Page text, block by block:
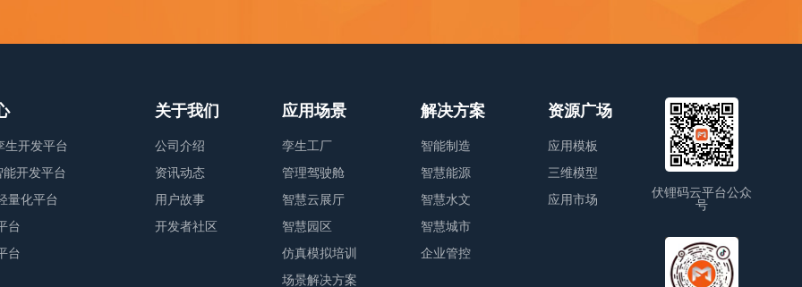
生开发平台
开发平台
量化平台
台
台
关于我们
公司介绍
资讯动态
用户故事
开发者社区
应用场景
孪生工厂
管理驾驶舱
智慧云展厅
智慧园区
仿真模拟培训
场景解决方案
解决方案
智能制造
智慧能源
智慧水文
智慧城市
企业管控
资源广场
应用模板
三维模型
应用市场
伏锂码云平台公众
号